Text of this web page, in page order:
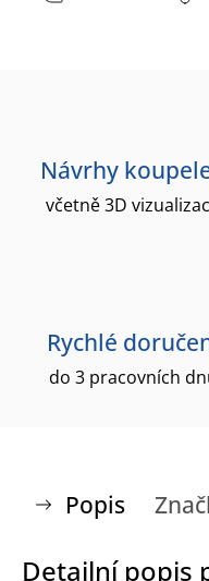
Návrhy
včetně 3D
Rychlé
do 3 pracovních
Popis
Detailní popis